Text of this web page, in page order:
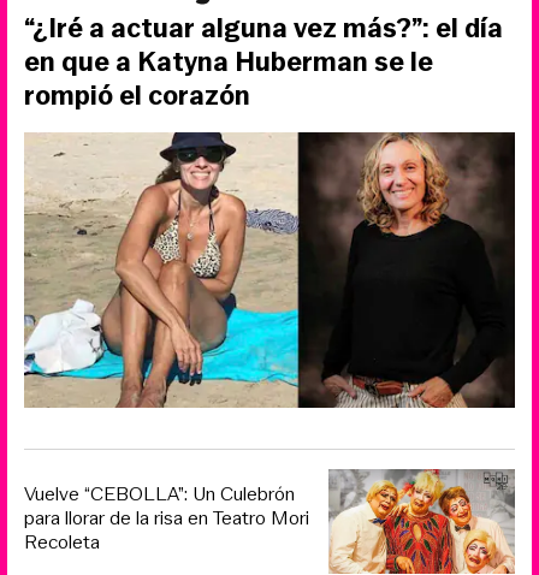
“¿Iré a actuar alguna vez más?”: el día
en que a Katyna Huberman se le
rompió el corazón
Vuelve “CEBOLLA”: Un Culebrón
para llorar de la risa en Teatro Mori
Recoleta